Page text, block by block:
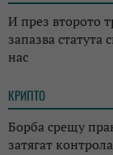
И през второто
запазва
нас
КРИПТО
Борба срещу
затягат